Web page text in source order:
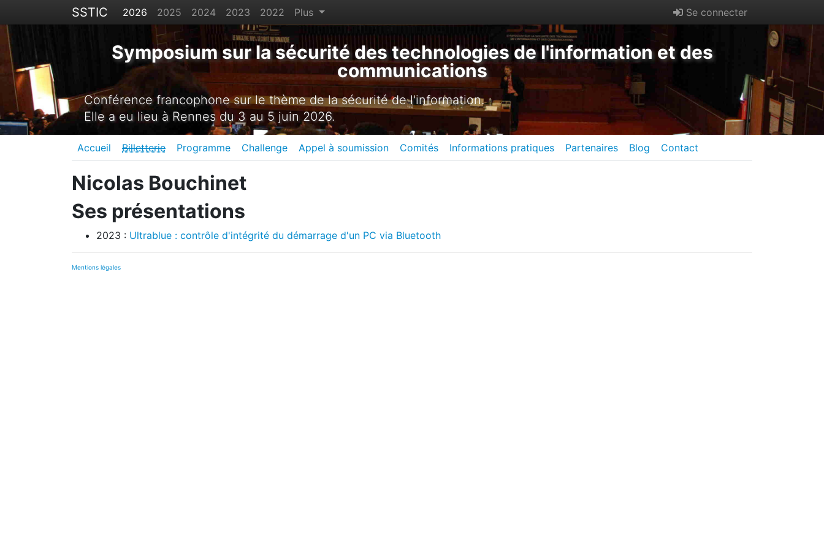
SSTIC 2026 2025 2024 2023 2022 Plus Se connecter
Symposium sur la sécurité des technologies de l'information et des
communications
Conférence francophone sur le thème de la sécurité de l'information.
Elle a eu lieu à Rennes du 3 au 5 juin 2026.
Accueil Billetterie Programme Challenge Appel à soumission Comités Informations pratiques Partenaires Blog Contact
Nicolas Bouchinet
Ses présentations
2023 : Ultrablue : contrôle d'intégrité du démarrage d'un PC via Bluetooth
Mentions légales